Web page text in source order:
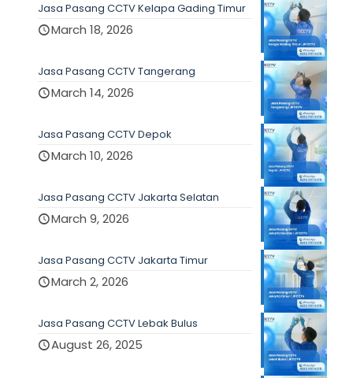
Jasa Pasang CCTV Kelapa Gading Timur
March 18, 2026
Jasa Pasang CCTV Tangerang
March 14, 2026
Jasa Pasang CCTV Depok
March 10, 2026
Jasa Pasang CCTV Jakarta Selatan
March 9, 2026
Jasa Pasang CCTV Jakarta Timur
March 2, 2026
Jasa Pasang CCTV Lebak Bulus
August 26, 2025